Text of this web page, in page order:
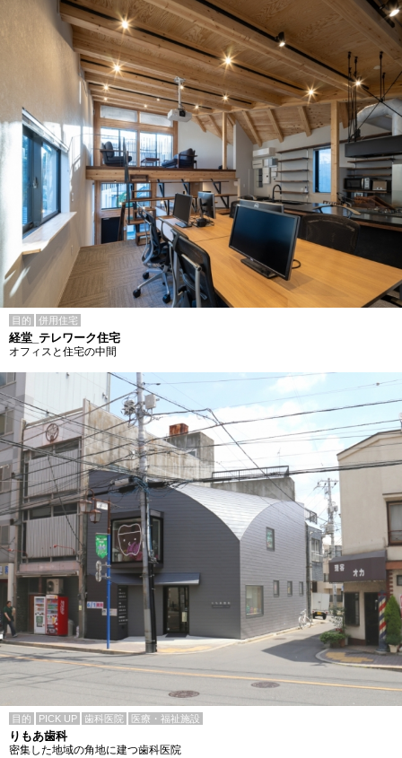
目的 併用住宅
経堂_テレワーク住宅
オフィスと住宅の中間
目的 PICK UP 歯科医院 医療・福祉施設
りもあ歯科
密集した地域の角地に建つ歯科医院